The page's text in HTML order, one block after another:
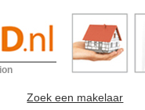
Zoek een makelaar